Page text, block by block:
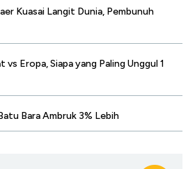
Kuasai Langit Dunia, Pembunuh
vs Eropa, Siapa yang Paling Unggul 1
Bara Ambruk 3% Lebih